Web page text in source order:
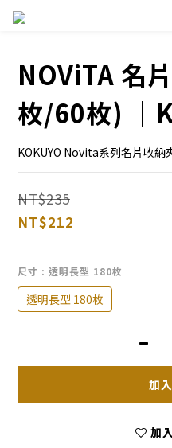
NOViTA 名
枚/60枚) ｜
KOKUYO Novita系列名片收納
NT$235
NT$212
尺寸 : 透明長型 180枚
透明長型 180枚
加
加